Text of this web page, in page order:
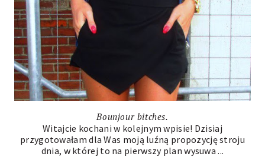
Bounjour bitches.
Witajcie kochani w kolejnym wpisie! Dzisiaj
przygotowałam dla Was moją luźną propozycję stroju
dnia, w której to na pierwszy plan wysuwa ...